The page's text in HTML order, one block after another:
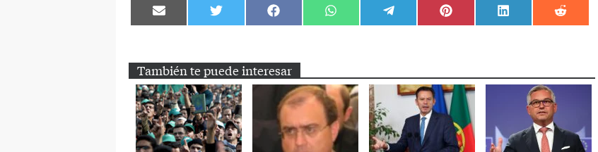
Compartir
en
Compartir
en
Compartir
en
Compartir
en
Compartir
en
Compartir
en
Compartir
en
Compartir
en
También te puede interesar